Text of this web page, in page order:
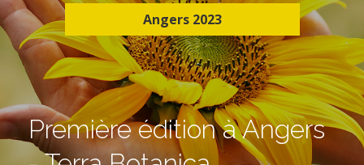
Première édition à Angers
Angers 2023